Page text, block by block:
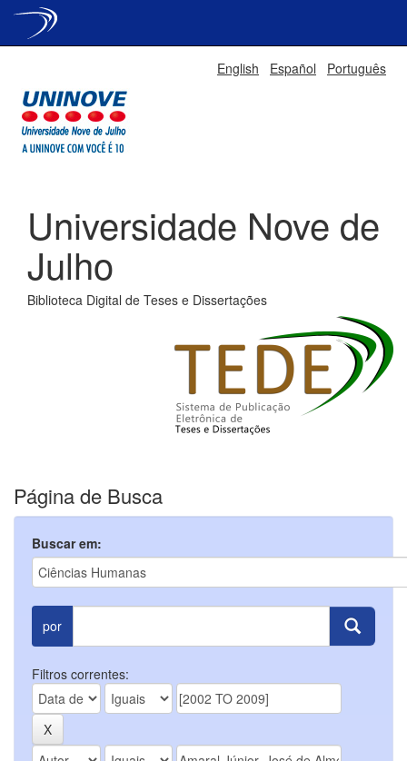
English Español Português
Universidade Nove de
Julho
Biblioteca Digital de Teses e Dissertações
Página de Busca
Buscar em:
por
Filtros correntes: